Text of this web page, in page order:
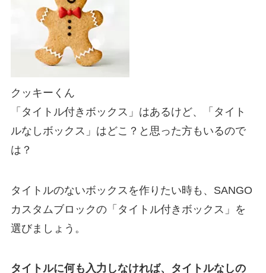
クッキーくん
「タイトル付きボックス」はあるけど、「タイト
ルなしボックス」はどこ？と思った方もいるので
は？
タイトルのないボックスを作りたい時も、SANGO
カスタムブロックの「タイトル付きボックス」を
選びましょう。
タイトルに何も入力しなければ、タイトルなしの